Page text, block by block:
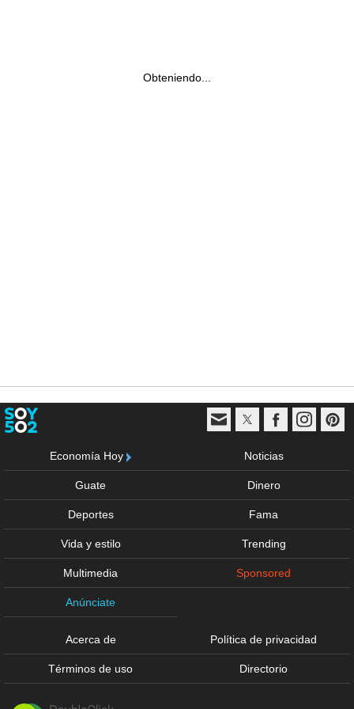
Obteniendo...
Economía Hoy Noticias
Guate Dinero
Deportes Fama
Vida y estilo Trending
Multimedia Sponsored
Anúnciate
Acerca de Política de privacidad
Términos de uso Directorio